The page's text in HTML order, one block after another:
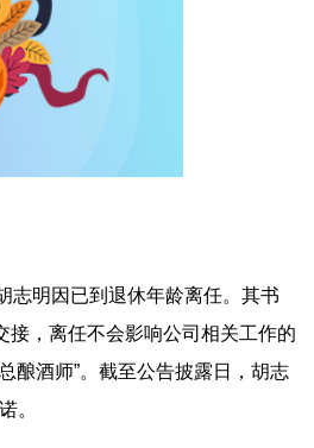
志明因已到退休年龄离任。其书
，离任不会影响公司相关工作的
酿酒师”。截至公告披露日，胡志
。